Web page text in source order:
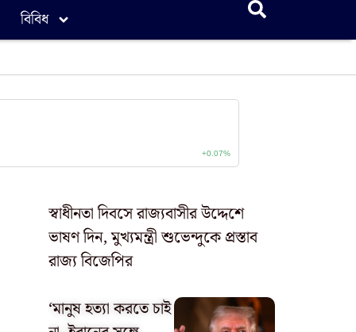
বিবিধ
স্বাধীনতা দিবসে রাজ্যবাসীর উদ্দেশে
ভাষণ দিন, মুখ্যমন্ত্রী শুভেন্দুকে প্রস্তাব
রাজ্য বিজেপির
‘মানুষ হত্যা করতে চাই